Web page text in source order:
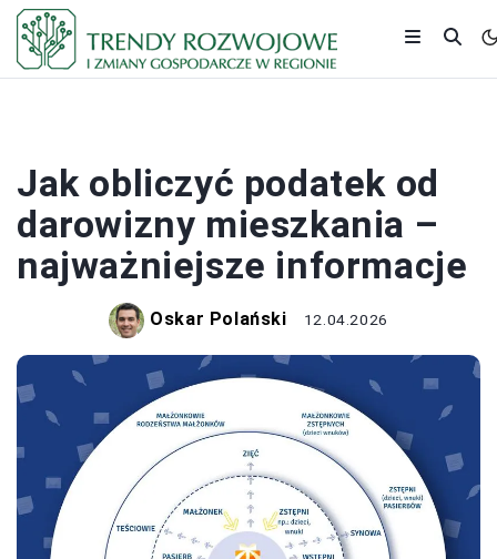
Jak obliczyć podatek od
darowizny mieszkania –
najważniejsze informacje
Oskar Polański 12.04.2026